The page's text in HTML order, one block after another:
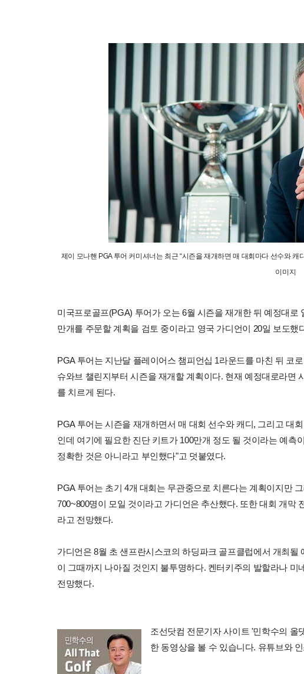
제이 모나핸 PGA 투어 커미셔너는 최근 “시즌을 재개하면 매 대회마다 선수와
이미지
미국프로골프(PGA) 투어가 오는 6월 시즌을 재개한 뒤 예정대
만개를 주문할 계획을 검토 중이라고 영국 가디언이 20일 보도했
PGA 투어는 지난달 플레이어스 챔피언십 1라운드를 마친 뒤 코
슈와브 챌린지부터 시즌을 재개할 계획이다. 현재 예정대로라면
를 치르게 된다.
PGA 투어는 시즌을 재개하면서 매 대회 선수와 캐디, 그리고 대
인데 여기에 필요한 진단 키트가 100만개 정도 될 것이라는 예측
정확한 것은 아니라고 부인했다"고 덧붙였다.
PGA 투어는 초기 4개 대회는 무관중으로 치른다는 계획이지만
700~800명이 모일 것이라고 가디언은 추산했다. 또한 대회 개막
라고 전망했다.
가디언은 8월 초 샌프란시스코의 하딩파크 골프클럽에서 개최
이 그때까지 나아질 것인지 불투명하다. 켄터키주의 발할라나
전망했다.
조선닷컴 전문기자 사이트 '민학수의 올
한 동영상을 볼 수 있습니다. 유튜브와